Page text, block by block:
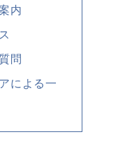
内
問
による一